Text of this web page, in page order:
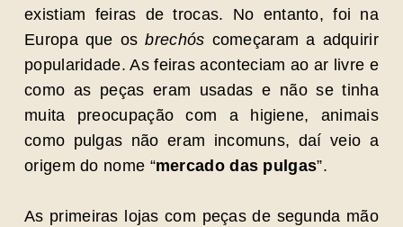
existiam feiras de trocas. No entanto, foi na
Europa que osbrechós começaram a adquirir
popularidade. As feiras aconteciam ao ar livre e
como as peças eram usadas e não se tinha
muita preocupação com a higiene, animais
como pulgas não eram incomuns, daí veio a
origem do nome “mercado das pulgas”.
As primeiras lojas com peças de segunda mão